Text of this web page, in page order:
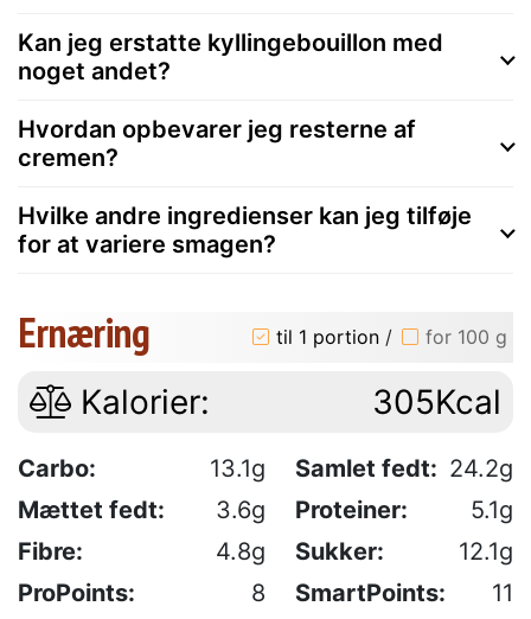
Kan jeg erstatte kyllingebouillon med
noget andet?
Hvordan opbevarer jeg resterne af
cremen?
Hvilke andre ingredienser kan jeg tilføje
for at variere smagen?
Ernæring til 1 portion / for 100 g
Kalorier: 305Kcal
Carbo: 13.1g Samlet fedt: 24.2g
Mættet fedt:
3.6g Proteiner:
5.1g
Fibre:
4.8g Sukker:
12.1g
ProPoints:
8 SmartPoints: 11